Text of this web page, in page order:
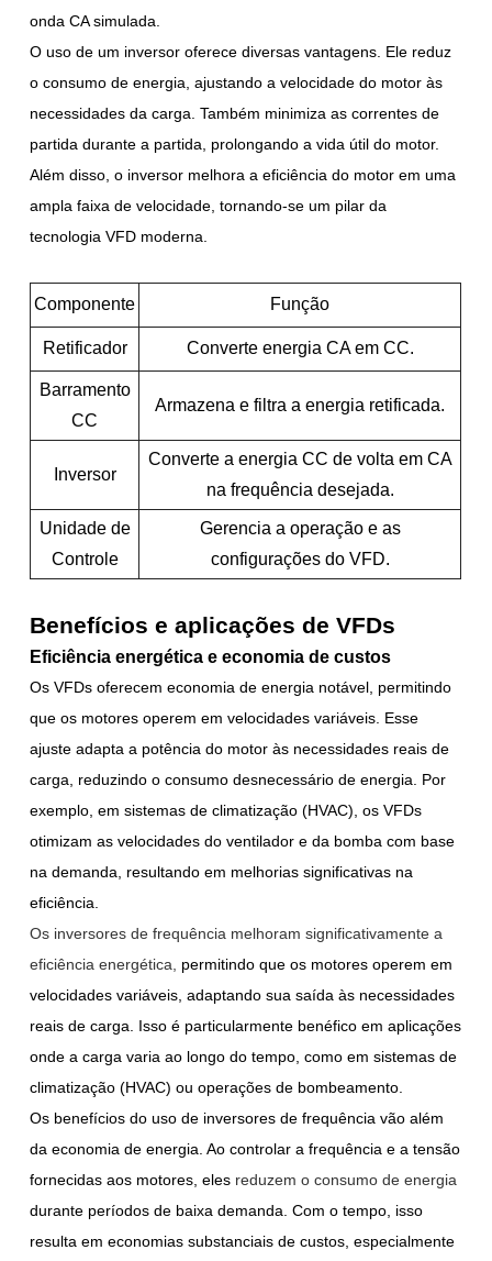
onda CA simulada.
O uso de um inversor oferece diversas vantagens. Ele reduz
o consumo de energia, ajustando a velocidade do motor às
necessidades da carga. Também minimiza as correntes de
partida durante a partida, prolongando a vida útil do motor.
Além disso, o inversor melhora a eficiência do motor em uma
ampla faixa de velocidade, tornando-se um pilar da
tecnologia VFD moderna.
Componente Função
Retificador Converte energia CA em CC.
Barramento
CC
Armazena e filtra a energia retificada.
Inversor
Converte a energia CC de volta em CA
na frequência desejada.
Unidade de
Controle
Gerencia a operação e as
configurações do VFD.
Benefícios e aplicações de VFDs
Eficiência energética e economia de custos
Os VFDs oferecem economia de energia notável, permitindo
que os motores operem em velocidades variáveis. Esse
ajuste adapta a potência do motor às necessidades reais de
carga, reduzindo o consumo desnecessário de energia. Por
exemplo, em sistemas de climatização (HVAC), os VFDs
otimizam as velocidades do ventilador e da bomba com base
na demanda, resultando em melhorias significativas na
eficiência.
Os inversores de frequência melhoram significativamente a
eficiência energética,
permitindo que os motores operem em
velocidades variáveis, adaptando sua saída às necessidades
reais de carga. Isso é particularmente benéfico em aplicações
onde a carga varia ao longo do tempo, como em sistemas de
climatização (HVAC) ou operações de bombeamento.
Os benefícios do uso de inversores de frequência vão além
da economia de energia. Ao controlar a frequência e a tensão
fornecidas aos motores, eles reduzem o consumo de energia
durante períodos de baixa demanda. Com o tempo, isso
resulta em economias substanciais de custos, especialmente